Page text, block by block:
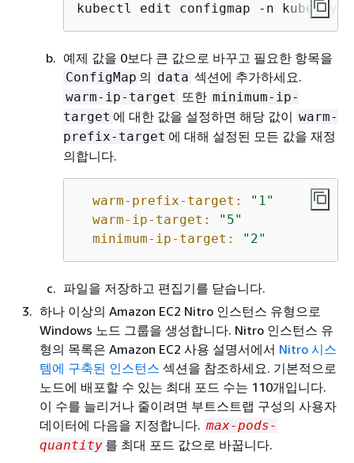
kubectl edit configmap -n kube-
예제 값을 0보다 큰 값으로 바꾸고 필요한 항목을
ConfigMap 의 data 섹션에 추가하세요.
warm-ip-target 또한 minimum-ip-
target 에 대한 값을 설정하면 해당 값이 warm-
prefix-target 에 대해 설정된 모든 값을 재정
의합니다.
warm-prefix-target:
"1"
warm-ip-target:
"5"
minimum-ip-target:
"2"
파일을 저장하고 편집기를 닫습니다.
하나 이상의 Amazon EC2 Nitro 인스턴스 유형으로
Windows 노드 그룹을 생성합니다. Nitro 인스턴스 유
형의 목록은 Amazon EC2 사용 설명서에서 Nitro 시스
템에 구축된 인스턴스 섹션을 참조하세요. 기본적으로
노드에 배포할 수 있는 최대 포드 수는 110개입니다.
이 수를 늘리거나 줄이려면 부트스트랩 구성의 사용자
데이터에 다음을 지정합니다. max-pods-
quantity 를 최대 포드 값으로 바꿉니다.